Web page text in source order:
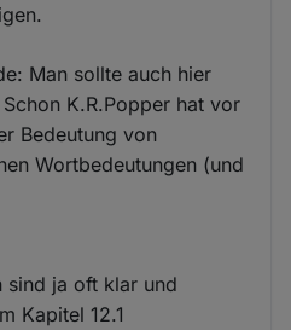
Man sollte auch hier
K.R.Popper hat vor
Bedeutung von
Wortbedeutungen (und
sind ja oft klar und
Kapitel 12.1